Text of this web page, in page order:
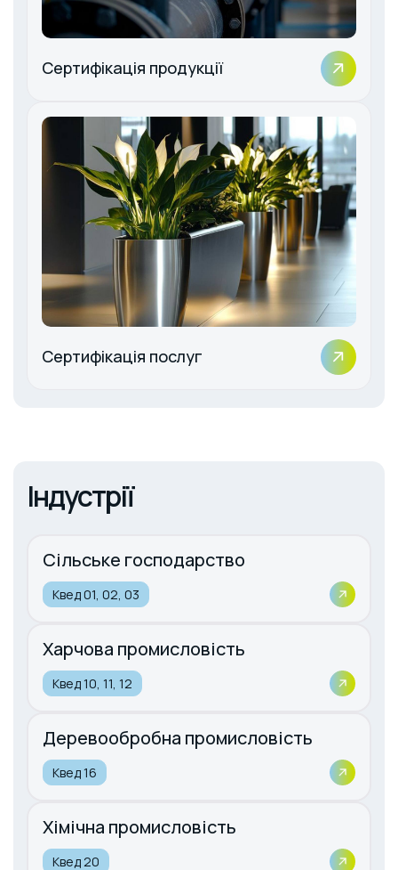
Сертифікація продукції
Сертифікація послуг
Індустрії
Сільське господарство
Квед 01, 02, 03
Харчова промисловість
Квед 10, 11, 12
Деревообробна промисловість
Квед 16
Хімічна промисловість
Квед 20